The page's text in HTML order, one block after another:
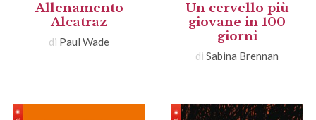
Allenamento
Alcatraz
di Paul Wade
Un cervello più
giovane in 100
giorni
di Sabina Brennan